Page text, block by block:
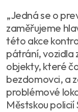
„Jedná se o
zaměřujeme
této akce
pátrání, vozidla
objekty, které
bezdomovci, a
problémové
Městskou policií